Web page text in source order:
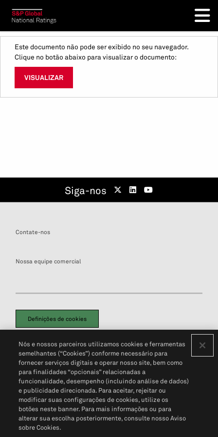
Este documento não pode ser exibido no seu navegador.
Clique no botão abaixo para visualizar o documento:
VISUALIZAR
Siga-nos
Contate-nos
Nossa equipe comercial
Definições de cookies
Política de PrivacidadePortal de privacidade do cliente (em inglês)
Não Venda Minhas Informações Pessoais© 2026 S&P Global
Nós e nossos parceiros utilizamos cookies e ferramentas
semelhantes (“Cookies”) conforme necessário para
fornecer serviços digitais e operar nosso site, bem como
para finalidades “opcionais” relacionadas a
funcionalidade, desempenho (incluindo análise de dados)
e publicidade direcionada. Para aceitar, rejeitar ou
modificar suas configurações de cookies, utilize os
botões neste banner. Para mais informações ou para
alterar sua escolha posteriormente, consulte nosso Aviso
sobre Cookies.